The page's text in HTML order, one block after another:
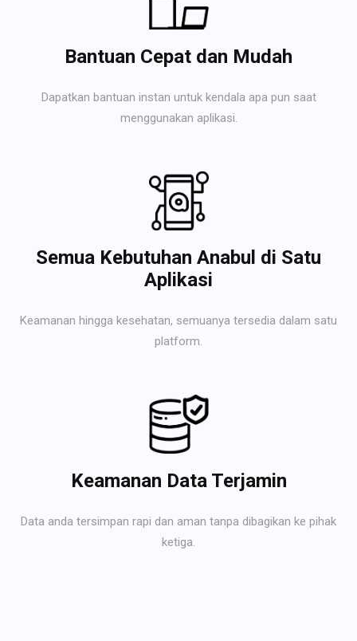
Bantuan Cepat dan Mudah
Dapatkan bantuan instan untuk kendala apa pun saat
menggunakan aplikasi.
Semua Kebutuhan Anabul di Satu
Aplikasi
Keamanan hingga kesehatan, semuanya tersedia dalam satu
platform.
Keamanan Data Terjamin
Data anda tersimpan rapi dan aman tanpa dibagikan ke pihak
ketiga.